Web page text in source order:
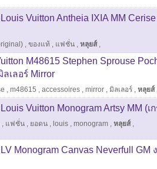
Vuitton Antheia IXIA MM
, ของแท้ , แฟชั่น , หลุยส์,
M48615 Stephen Sprouse
เลอร์ Mirror
, m48615 , accessoires , mirror , มิลเลอร์ , หลุยส์
Vuitton Monogram Artsy MM (เ
, แฟชั่น , ยอดน , louis , monogram , หลุยส์,
LV Monogram Canvas Neverfull GM